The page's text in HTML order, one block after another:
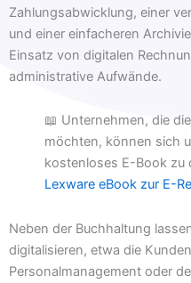
Zahlungsabwicklung, einer
und einer einfacheren
Einsatz von digitalen
administrative Aufwände.
📖 Unternehmen, die
möchten, können sich
kostenloses E-Book zu
Lexware eBook zur E-
Neben der Buchhaltung
digitalisieren, etwa die
Personalmanagement oder